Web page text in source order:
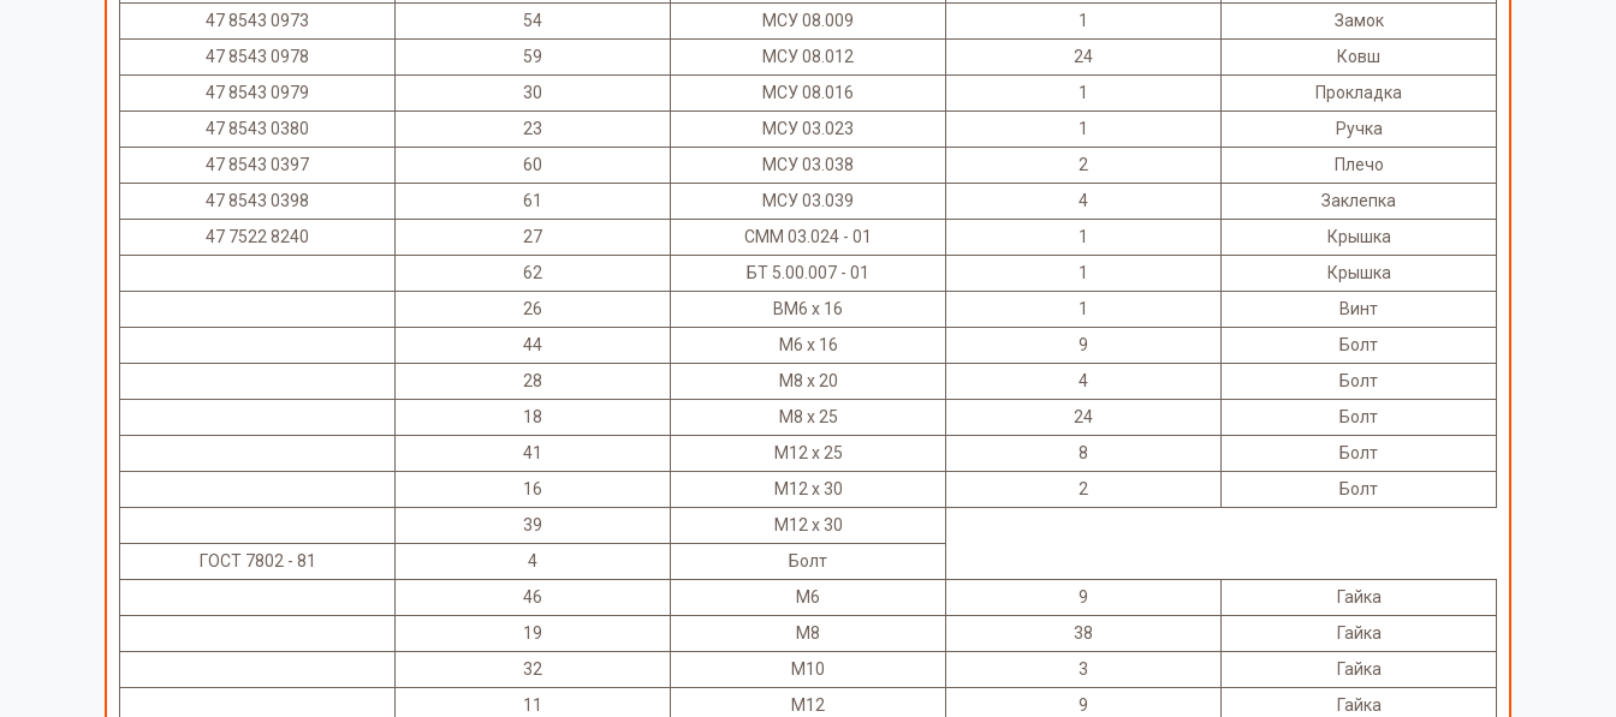
47 8543 0973
54 МСУ 08.009 1
Замок
47 8543 0978
59 МСУ 08.012 24
Ковш
47 8543 0979
30 МСУ 08.016 1
Прокладка
47 8543 0380
23 МСУ 03.023 1
Ручка
47 8543 0397
60 МСУ 03.038 2
Плечо
47 8543 0398
61 МСУ 03.039 4
Заклепка
47 7522 8240
27 СММ 03.024 - 01 1
Крышка
62
БТ 5.00.007 - 01 1
Крышка
26
ВМ6 х 16 1
Винт
44
М6 х 16 9
Болт
28
М8 х 20 4
Болт
18
М8 х 25 24
Болт
41
М12 х 25 8
Болт
16
М12 х 30 2
Болт
39
М12 х 30
ГОСТ 7802 - 81
4
Болт
46
М6 9
Гайка
19
М8 38
Гайка
32
М10 3
Гайка
11
М12 9
Гайка